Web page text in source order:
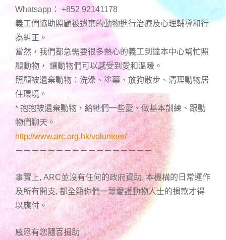
Whatsapp： +852 92141178
義工們協助照顧被遺棄的動物進行治療及心理輔導和行
為糾正。
當然，我們都急需要很多熱心的義工到達本中心幫忙照
顧動物， 讓動物們可以感受到愛和溫暖。
照顧被遺棄動物：洗澡、塗藥、放狗散步、清理動物居
住環境。
* 抱抱被遺棄動物，給牠們一些愛、做基本訓練、跟動
物們聊天。
http://www.arc.org.hk/volunteer/
－－－－－－－－－－－－－－－－－
事實上, ARC並沒有任何的政府資助, 本機構的日常運作
及所有開支, 都全籟你們一眾愛護動物人士的捐款才得
以應付。
感恩有您隨喜捐助